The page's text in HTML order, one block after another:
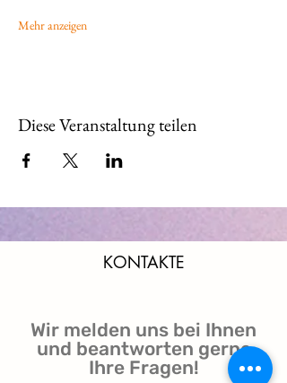
Mehr anzeigen
Diese Veranstaltung teilen
KONTAKTE
Wir melden uns bei Ihnen
und beantworten gerne
Ihre Fragen!